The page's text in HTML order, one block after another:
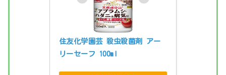
住友化学園芸 殺虫殺菌剤 アー
リーセーフ 100ml